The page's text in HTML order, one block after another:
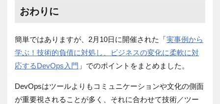
おわりに
簡単ではありますが、2月10日に開催された「実事例から
学ぶ！技術的負債に対処し、ビジネスの変化に柔軟に対
応するDevOps入門 」でのポイントをまとめました。
DevOpsはツールよりもコミュニケーションや文化の側面
が重要視されることが多く、それに合わせて技術／ツー